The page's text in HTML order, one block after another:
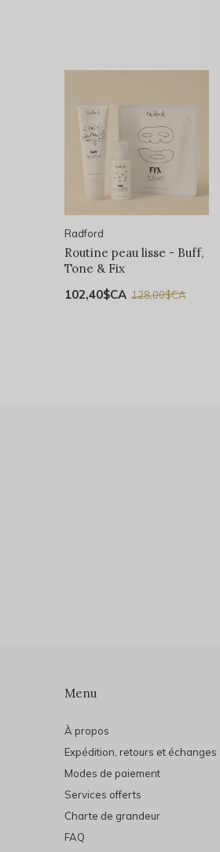
Radford
Routine peau lisse - Buff,
Tone & Fix
102,40$CA 128,00$CA
Menu
À propos
Expédition, retours et échanges
Modes de paiement
Services offerts
Charte de grandeur
FAQ